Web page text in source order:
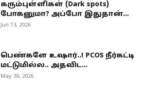
கரும்புள்ளிகள் (Dark spots)
போகனுமா? அப்போ இதுதான்...
Jun 13, 2026
பெண்களே உஷார்..! PCOS நீர்கட்டி
மட்டுமில்ல.. அதவிட...
May 30, 2026